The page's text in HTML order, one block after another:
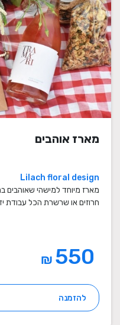
מארז אוהבים
Lilach floral design
מארז מיוחד למישהי שאוהבים
חרוזים או שרשרת הכל עבודת
₪
להזמנה